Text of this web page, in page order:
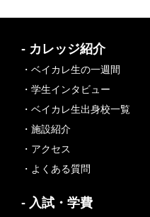
- カレッジ紹介
・ベイカレ生の一週間
・学生インタビュー
・ベイカレ生出身校一覧
・施設紹介
・アクセス
・よくある質問
- 入試・学費